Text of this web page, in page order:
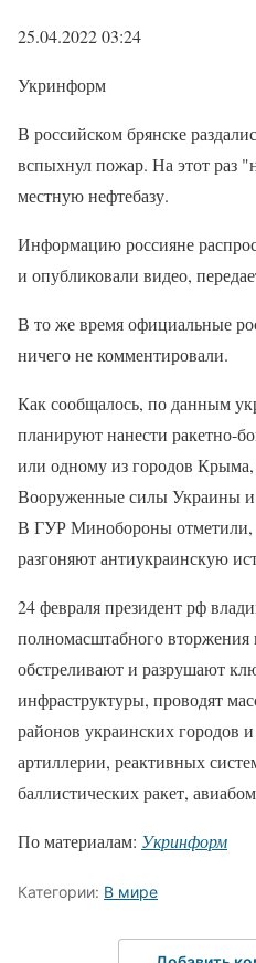
25.04.2022 03:24
Укринформ
В российском брянске
вспыхнул пожар. На этот раз
местную нефтебазу.
Информацию россияне
и опубликовали видео,
В то же время официальные
ничего не комментировали.
Как сообщалось, по данным
планируют нанести ракетно-
или одному из городов
Вооруженные силы Украины и
В ГУР Минобороны отметили,
разгоняют антиукраинскую
24 февраля президент рф
полномасштабного
обстреливают и разрушают
инфраструктуры, проводят
районов украинских городов
артиллерии, реактивных
баллистических ракет,
По материалам: Укринформ
Категории: В мире